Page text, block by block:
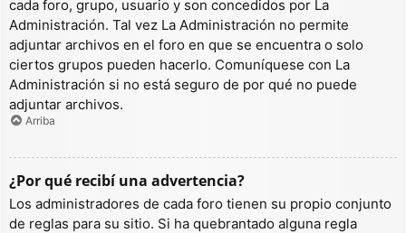
cada foro, grupo, usuario y son concedidos por La
Administración. Tal vez La Administración no permite
adjuntar archivos en el foro en que se encuentra o solo
ciertos grupos pueden hacerlo. Comuníquese con La
Administración si no está seguro de por qué no puede
adjuntar archivos.
Arriba
¿Por qué recibí una advertencia?
Los administradores de cada foro tienen su propio conjunto
de reglas para su sitio. Si ha quebrantado alguna regla